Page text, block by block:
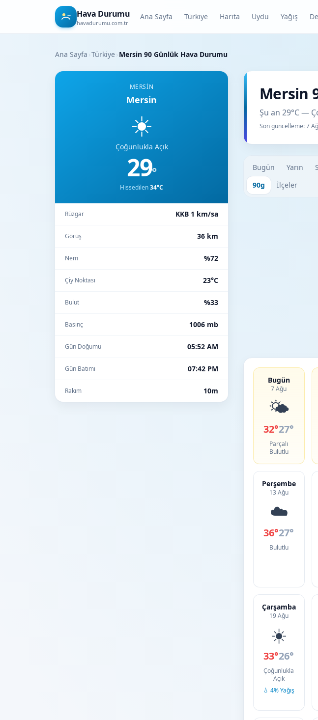
Hava Durumu
havadurumu.com.tr
Ana Sayfa Türkiye Harita Uydu Yağış
Ana Sayfa ›Türkiye› Mersin 90 Günlük Hava Durumu
MERSIN
Mersin
☀️
Çoğunlukla Açık
29°
Hissedilen34°C
Rüzgar KKB 1 km/sa
Görüş 36 km
Nem %72
Çiy Noktası 23°C
Bulut %33
Basınç 1006 mb
Gün Doğumu 05:52 AM
Gün Batımı 07:42 PM
Rakım 10m
Mersin
Şu an 29°C —
Son güncelleme:7
Bugün Yarın
90g
İlçeler
Bugün
7 Ağu
🌤️
32°27°
Parçalı
Bulutlu
Perşembe
13 Ağu
☁️
36°27°
Bulutlu
Çarşamba
19 Ağu
☀️
33°26°
Çoğunlukla
Açık
💧 4% Yağış